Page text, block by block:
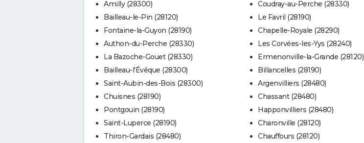
Amilly (28300)
Bailleau-le-Pin (28120)
Fontaine-la-Guyon (28190)
Authon-du-Perche (28330)
La Bazoche-Gouet (28330)
Bailleau-l'Évêque (28300)
Saint-Aubin-des-Bois (28300)
Chuisnes (28190)
Pontgouin (28190)
Saint-Luperce (28190)
Thiron-Gardais (28480)
Coudray-au-Perche (28330)
Le Favril (28190)
Chapelle-Royale (28290)
Les Corvées-les-Yys (28240)
Ermenonville-la-Grande (28120)
Billancelles (28190)
Argenvilliers (28480)
Chassant (28480)
Happonvilliers (28480)
Charonville (28120)
Chauffours (28120)